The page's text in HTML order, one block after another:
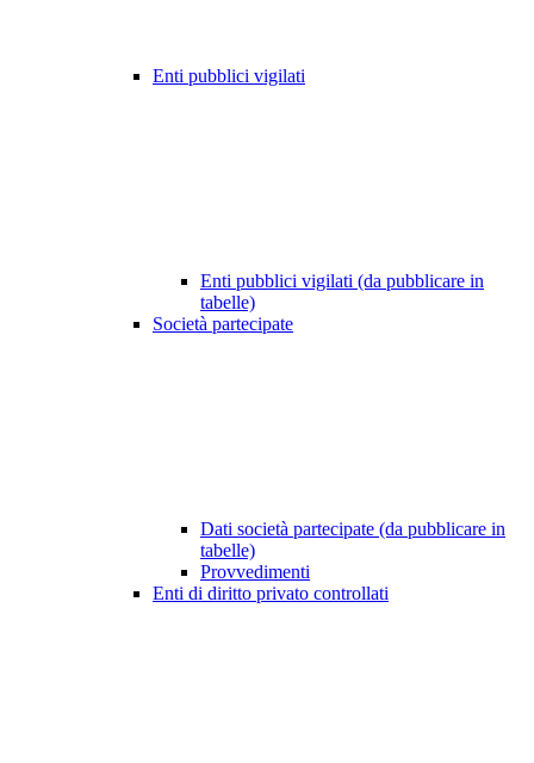
Enti pubblici vigilati
Enti pubblici vigilati (da pubblicare in
tabelle)
Società partecipate
Dati società partecipate (da pubblicare in
tabelle)
Provvedimenti
Enti di diritto privato controllati